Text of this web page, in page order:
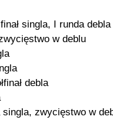
singla, I runda debla
w deblu
debla
zwycięstwo w